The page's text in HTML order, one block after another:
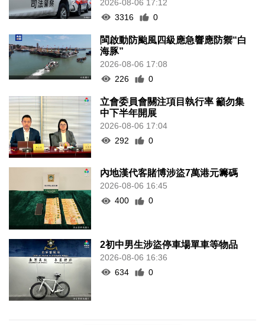
2026-08-06 17:12
3316
0
閩啟動防颱風四級應急響應防禦“白
海豚”
2026-08-06 17:08
226
0
立會委員會關注項目執行率 籲勿集
中下半年開展
2026-08-06 17:04
292
0
內地漢代客賭博涉盜7萬港元籌碼
2026-08-06 16:45
400
0
2初中男生涉盜停車場單車等物品
2026-08-06 16:36
634
0